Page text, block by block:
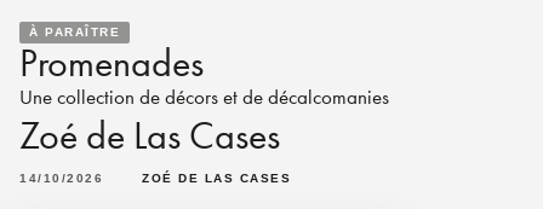
À PARAÎTRE
Promenades
Une collection de décors et de décalcomanies
Zoé de Las Cases
14/10/2026 ZOÉ DE LAS CASES